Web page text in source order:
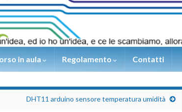
in aula Regolamento Contatti
DHT11 arduino sensore temperatura umidità